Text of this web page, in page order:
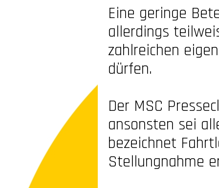
Eine geringe
allerdings
zahlreichen
dürfen.
Der MSC
ansonsten sei
bezeichnet
Stellungnahme